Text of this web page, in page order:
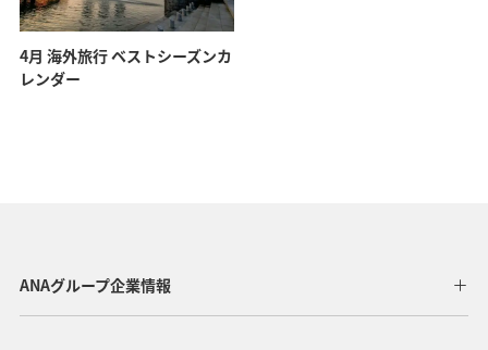
4月 海外旅行 ベストシーズンカ
レンダー
ANAグループ企業情報